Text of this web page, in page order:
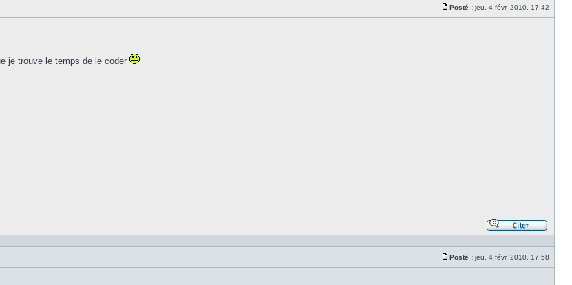
le
Message
Posté : jeu. 4 févr. 2010, 17:42
je trouve le temps de le coder
le
Message
Posté : jeu. 4 févr. 2010, 17:58